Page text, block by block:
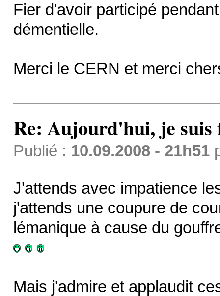
Fier d'avoir participé
démentielle.
Merci le CERN et merci
Re: Aujourd'hui, je suis
Publié : 10.09.2008 - 21h51
J'attends avec impatience
j'attends une coupure de
lémanique à cause du
Mais j'admire et applaudit